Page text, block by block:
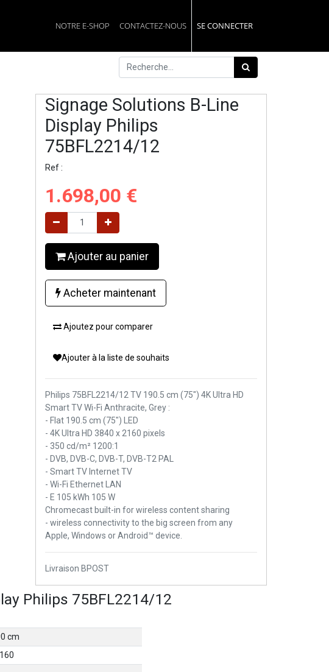
NOTRE E-SHOP CONTACTEZ-NOUS SE CONNECTER
Signage Solutions B-Line
Display Philips
75BFL2214/12
Ref :
1.698,00 €
Ajouter au panier
Acheter maintenant
Ajoutez pour comparer
Ajouter à la liste de souhaits
Philips 75BFL2214/12 TV 190.5 cm (75") 4K Ultra HD
Smart TV Wi-Fi Anthracite, Grey :
- Flat 190.5 cm (75") LED
- 4K Ultra HD 3840 x 2160 pixels
- 350 cd/m² 1200:1
- DVB, DVB-C, DVB-T, DVB-T2 PAL
- Smart TV Internet TV
- Wi-Fi Ethernet LAN
- E 105 kWh 105 W
Chromecast built-in for wireless content sharing
- wireless connectivity to the big screen from any
Apple, Windows or Android™ device.
Livraison BPOST
Philips 75BFL2214/12
cm